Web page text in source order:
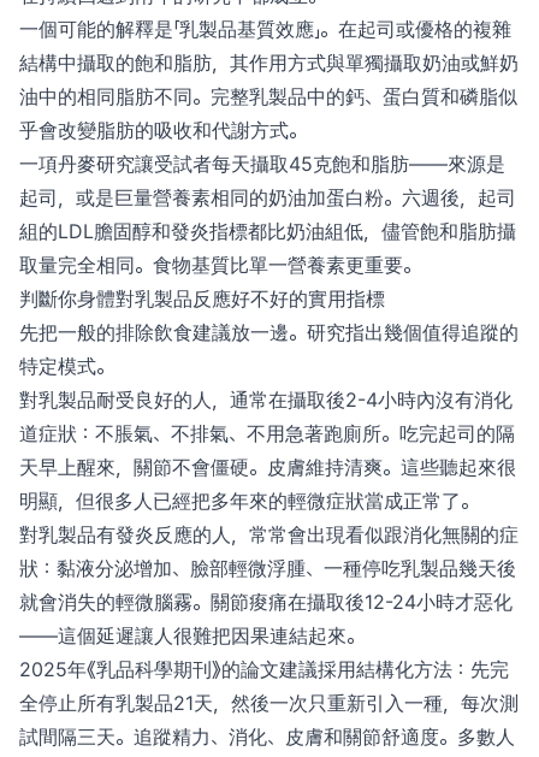
一個可能的解釋是「乳製品基質效應」。在起司或優格的複雜
結構中攝取的飽和脂肪，其作用方式與單獨攝取奶油或鮮奶
油中的相同脂肪不同。完整乳製品中的鈣、蛋白質和磷脂似
乎會改變脂肪的吸收和代謝方式。
一項丹麥研究讓受試者每天攝取45克飽和脂肪——來源是
起司，或是巨量營養素相同的奶油加蛋白粉。六週後，起司
組的LDL膽固醇和發炎指標都比奶油組低，儘管飽和脂肪攝
取量完全相同。食物基質比單一營養素更重要。
判斷你身體對乳製品反應好不好的實用指標
先把一般的排除飲食建議放一邊。研究指出幾個值得追蹤的
特定模式。
對乳製品耐受良好的人，通常在攝取後2-4小時內沒有消化
道症狀：不脹氣、不排氣、不用急著跑廁所。吃完起司的隔
天早上醒來，關節不會僵硬。皮膚維持清爽。這些聽起來很
明顯，但很多人已經把多年來的輕微症狀當成正常了。
對乳製品有發炎反應的人，常常會出現看似跟消化無關的症
狀：黏液分泌增加、臉部輕微浮腫、一種停吃乳製品幾天後
就會消失的輕微腦霧。關節痠痛在攝取後12-24小時才惡化
——這個延遲讓人很難把因果連結起來。
2025年《乳品科學期刊》的論文建議採用結構化方法：先完
全停止所有乳製品21天，然後一次只重新引入一種，每次測
試間隔三天。追蹤精力、消化、皮膚和關節舒適度。多數人